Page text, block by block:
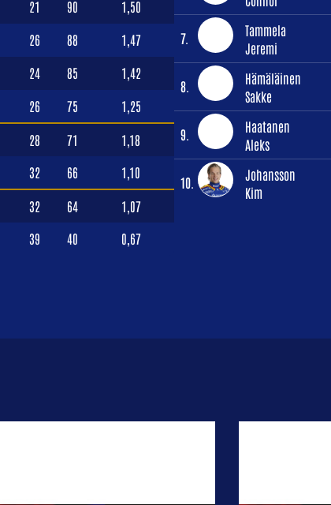
21 90 1,50
26 88 1,47
24 85 1,42
26 75 1,25
28 71 1,18
32 66 1,10
32 64 1,07
39 40 0,67
7.
Tammela
Jeremi
8.
Hämäläinen
Sakke
9.
Haatanen
Aleks
10.
Johansson
Kim